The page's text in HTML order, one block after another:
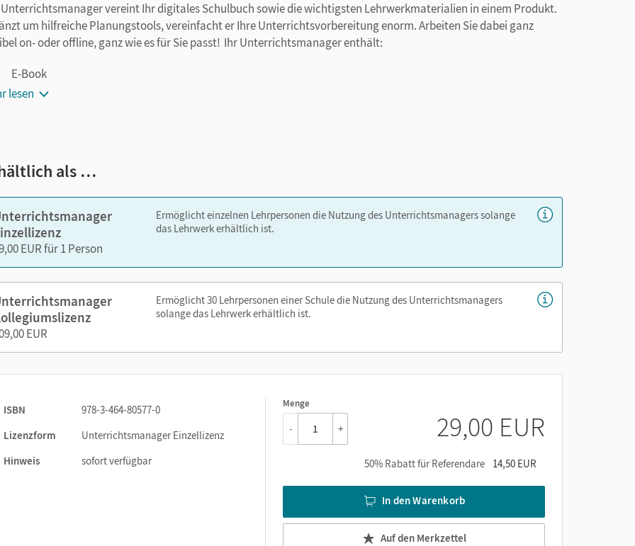
vereint Ihr digitales Schulbuch sowie die wichtigsten Lehrwerkmaterialien in einem Produkt.
um hilfreiche Planungstools, vereinfacht er Ihre Unterrichtsvorbereitung enorm. Arbeiten Sie dabei ganz
on- oder offline, ganz wie es für Sie passt! Ihr Unterrichtsmanager enthält:
E-Book
kapitelgenaue Materialanordnung
Förder-Kopiervorlagen inklusive Lösungen
Lösungen zum Arbeits- und Förderheft
Lieder zum Schulbuch
Lösungen zum Lernspurenheft
Diagnose- und Förderhinweise
Auswertung der Lernanalyse
Lernanalyse
Lehrerkopiervorlagen
Lernstandserhebungen Teil 1 und 2
Sie den Unterrichtsmanager auf lernen.cornelsen.de oder über die Cornelsen Lernen App.
lesen
als …
EUR für 1 Person
Ermöglicht einzelnen Lehrpersonen die Nutzung des Unterrichtsmanagers solange
das Lehrwerk erhältlich ist.
EUR
Ermöglicht 30 Lehrpersonen einer Schule die Nutzung des Unterrichtsmanagers
solange das Lehrwerk erhältlich ist.
ISBN
978-3-464-80577-0
Lizenzform
Unterrichtsmanager Einzellizenz
Hinweis
sofort verfügbar
Menge
1
- + 29,00 EUR
50% Rabatt für Referendare 14,50 EUR
In den Warenkorb
Auf den Merkzettel